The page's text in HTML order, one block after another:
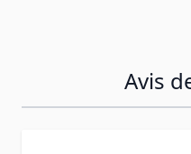
Avis